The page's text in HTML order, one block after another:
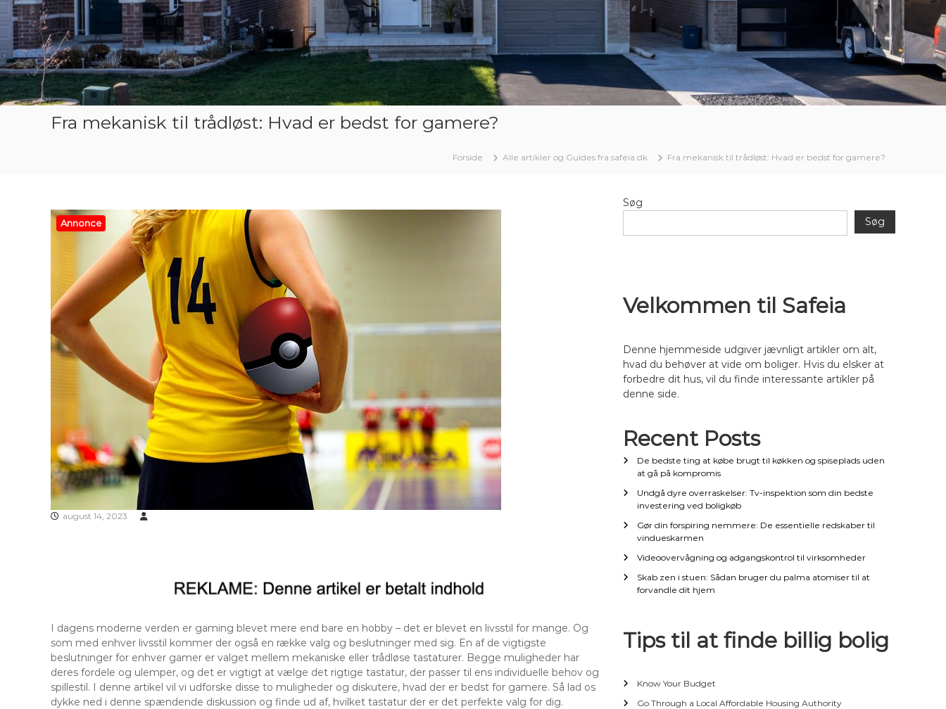
Fra mekanisk til trådløst: Hvad er bedst for gamere?
Forside Alle artikler og Guides fra safeia.dk Fra mekanisk til trådløst: Hvad er bedst for gamere?
Annonce
august 14, 2023
I dagens moderne verden er gaming blevet mere end bare en hobby – det er blevet en livsstil for mange. Og
som med enhver livsstil kommer der også en række valg og beslutninger med sig. En af de vigtigste
beslutninger for enhver gamer er valget mellem mekaniske eller trådløse tastaturer. Begge muligheder har
deres fordele og ulemper, og det er vigtigt at vælge det rigtige tastatur, der passer til ens individuelle behov og
spillestil. I denne artikel vil vi udforske disse to muligheder og diskutere, hvad der er bedst for gamere. Så lad os
dykke ned i denne spændende diskussion og finde ud af, hvilket tastatur der er det perfekte valg for dig.
Søg
Søg
Velkommen til Safeia
Denne hjemmeside udgiver jævnligt artikler om alt,
hvad du behøver at vide om boliger. Hvis du elsker at
forbedre dit hus, vil du finde interessante artikler på
denne side.
Recent Posts
De bedste ting at købe brugt til køkken og spiseplads uden
at gå på kompromis
Undgå dyre overraskelser: Tv-inspektion som din bedste
investering ved boligkøb
Gør din forspiring nemmere: De essentielle redskaber til
vindueskarmen
Videoovervågning og adgangskontrol til virksomheder
Skab zen i stuen: Sådan bruger du palma atomiser til at
forvandle dit hjem
Tips til at finde billig bolig
Know Your Budget
Go Through a Local Affordable Housing Authority